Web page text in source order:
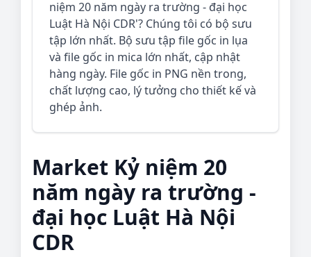
niệm 20 năm ngày ra trường - đại học
Luật Hà Nội CDR'? Chúng tôi có bộ sưu
tập lớn nhất. Bộ sưu tập file gốc in lụa
và file gốc in mica lớn nhất, cập nhật
hàng ngày. File gốc in PNG nền trong,
chất lượng cao, lý tưởng cho thiết kế và
ghép ảnh.
Market Kỷ niệm 20
năm ngày ra trường -
đại học Luật Hà Nội
CDR